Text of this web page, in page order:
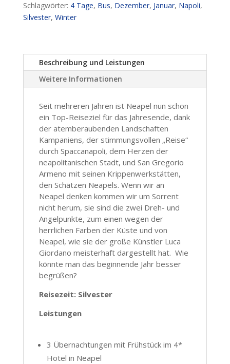
Schlagwörter: 4 Tage, Bus, Dezember, Januar, Napoli,
Silvester, Winter
Beschreibung und Leistungen
Weitere Informationen
Seit mehreren Jahren ist Neapel nun schon
ein Top-Reiseziel für das Jahresende, dank
der atemberaubenden Landschaften
Kampaniens, der stimmungsvollen „Reise“
durch Spaccanapoli, dem Herzen der
neapolitanischen Stadt, und San Gregorio
Armeno mit seinen Krippenwerkstätten,
den Schätzen Neapels. Wenn wir an
Neapel denken kommen wir um Sorrent
nicht herum, sie sind die zwei Dreh- und
Angelpunkte, zum einen wegen der
herrlichen Farben der Küste und von
Neapel, wie sie der große Künstler Luca
Giordano meisterhaft dargestellt hat. Wie
könnte man das beginnende Jahr besser
begrüßen?
Reisezeit: Silvester
Leistungen
3 Übernachtungen mit Frühstück im 4*
Hotel in Neapel